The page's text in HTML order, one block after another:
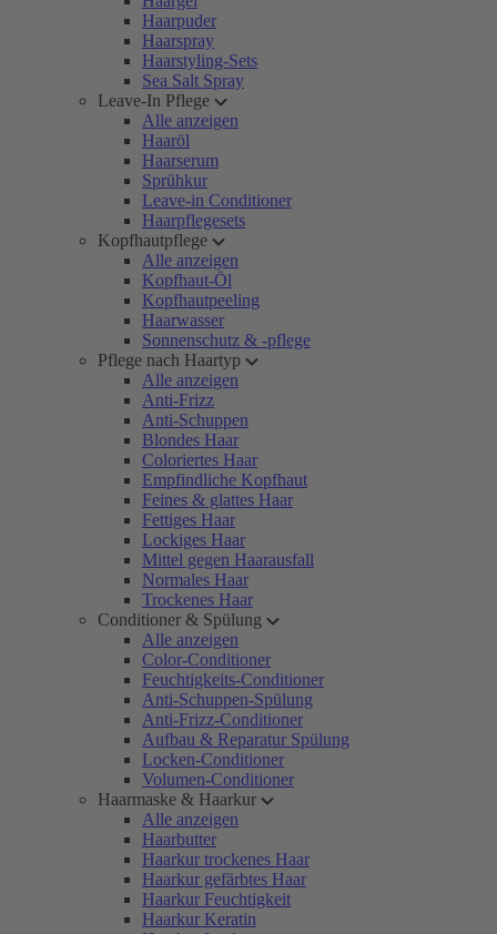
Haarpuder
Haarspray
Haarstyling-Sets
Sea Salt Spray
Leave-In Pflege
Alle anzeigen
Haaröl
Haarserum
Sprühkur
Leave-in Conditioner
Haarpflegesets
Kopfhautpflege
Alle anzeigen
Kopfhaut-Öl
Kopfhautpeeling
Haarwasser
Sonnenschutz & -pflege
Pflege nach Haartyp
Alle anzeigen
Anti-Frizz
Anti-Schuppen
Blondes Haar
Coloriertes Haar
Empfindliche Kopfhaut
Feines & glattes Haar
Fettiges Haar
Lockiges Haar
Mittel gegen Haarausfall
Normales Haar
Trockenes Haar
Conditioner & Spülung
Alle anzeigen
Color-Conditioner
Feuchtigkeits-Conditioner
Anti-Schuppen-Spülung
Anti-Frizz-Conditioner
Aufbau & Reparatur Spülung
Locken-Conditioner
Volumen-Conditioner
Haarmaske & Haarkur
Alle anzeigen
Haarbutter
Haarkur trockenes Haar
Haarkur gefärbtes Haar
Haarkur Feuchtigkeit
Haarkur Keratin